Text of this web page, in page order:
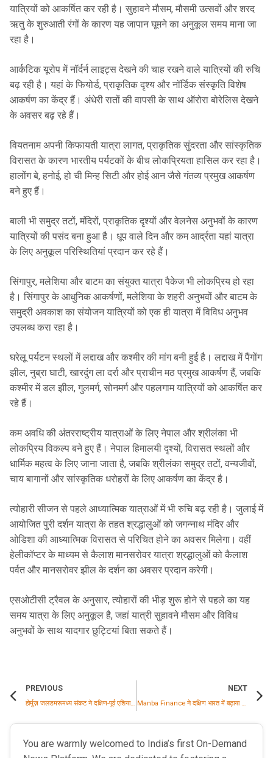
यात्रियों को आकर्षित कर रही है। सुहावने मौसम, मौसमी उत्सवों और शरद
ऋतु के शुरुआती रंगों के कारण यह जापान घूमने का अनुकूल समय माना जा
रहा है।
आर्कटिक यूरोप में नॉर्दर्न लाइट्स देखने की चाह रखने वाले यात्रियों की रुचि
बढ़ रही है। यहां के फियोर्ड, प्राकृतिक दृश्य और नॉर्डिक संस्कृति विशेष
आकर्षण का केंद्र हैं। अंधेरी रातों की वापसी के साथ ऑरोरा बोरेलिस देखने
के अवसर बढ़ रहे हैं।
वियतनाम अपनी किफायती यात्रा लागत, प्राकृतिक सुंदरता और सांस्कृतिक
विरासत के कारण भारतीय पर्यटकों के बीच लोकप्रियता हासिल कर रहा है।
हालोंग बे, हनोई, हो ची मिन्ह सिटी और होई आन जैसे गंतव्य प्रमुख आकर्षण
बने हुए हैं।
बाली भी समुद्र तटों, मंदिरों, प्राकृतिक दृश्यों और वेलनेस अनुभवों के कारण
यात्रियों की पसंद बना हुआ है। धूप वाले दिन और कम आर्द्रता यहां यात्रा
के लिए अनुकूल परिस्थितियां प्रदान कर रहे हैं।
सिंगापुर, मलेशिया और बाटम का संयुक्त यात्रा पैकेज भी लोकप्रिय हो रहा
है। सिंगापुर के आधुनिक आकर्षणों, मलेशिया के शहरी अनुभवों और बाटम के
समुद्री अवकाश का संयोजन यात्रियों को एक ही यात्रा में विविध अनुभव
उपलब्ध करा रहा है।
घरेलू पर्यटन स्थलों में लद्दाख और कश्मीर की मांग बनी हुई है। लद्दाख में पैंगोंग
झील, नुब्रा घाटी, खारदुंग ला दर्रा और प्राचीन मठ प्रमुख आकर्षण हैं, जबकि
कश्मीर में डल झील, गुलमर्ग, सोनमर्ग और पहलगाम यात्रियों को आकर्षित कर
रहे हैं।
कम अवधि की अंतरराष्ट्रीय यात्राओं के लिए नेपाल और श्रीलंका भी
लोकप्रिय विकल्प बने हुए हैं। नेपाल हिमालयी दृश्यों, विरासत स्थलों और
धार्मिक महत्व के लिए जाना जाता है, जबकि श्रीलंका समुद्र तटों, वन्यजीवों,
चाय बागानों और सांस्कृतिक धरोहरों के लिए आकर्षण का केंद्र है।
त्योहारी सीजन से पहले आध्यात्मिक यात्राओं में भी रुचि बढ़ रही है। जुलाई में
आयोजित पुरी दर्शन यात्रा के तहत श्रद्धालुओं को जगन्नाथ मंदिर और
ओडिशा की आध्यात्मिक विरासत से परिचित होने का अवसर मिलेगा। वहीं
हेलीकॉप्टर के माध्यम से कैलाश मानसरोवर यात्रा श्रद्धालुओं को कैलाश
पर्वत और मानसरोवर झील के दर्शन का अवसर प्रदान करेगी।
एसओटीसी ट्रैवल के अनुसार, त्योहारों की भीड़ शुरू होने से पहले का यह
समय यात्रा के लिए अनुकूल है, जहां यात्री सुहावने मौसम और विविध
अनुभवों के साथ यादगार छुट्टियां बिता सकते हैं।
PREVIOUS
होर्मुज़ जलडमरूमध्य संकट ने दक्षिण-पूर्व एशिया के लिए प्रमुख ऊर्जा कमजोरियों से निपटने की आवश्यकता को और मजबूत किया
NEXT
Manba Finance ने दक्षिण भारत में बढ़ाया कारोबार, श्रीसस्था के साथ रणनीतिक साझेदारी की
You are warmly welcomed to India’s first On-Demand